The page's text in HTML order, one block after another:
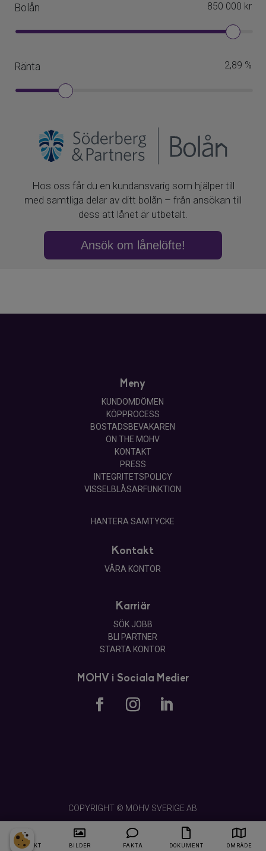
ÖVERSIKT BILDER FAKTA DOKUMENT OMRÅDE
Meny
KUNDOMDÖMEN
KÖPPROCESS
BOSTADSBEVAKAREN
ON THE MOHV
KONTAKT
PRESS
INTEGRITETSPOLICY
VISSELBLÅSARFUNKTION
HANTERA SAMTYCKE
Kontakt
VÅRA KONTOR
Karriär
SÖK JOBB
BLI PARTNER
STARTA KONTOR
MOHV i Sociala Medier
COPYRIGHT © MOHV SVERIGE AB